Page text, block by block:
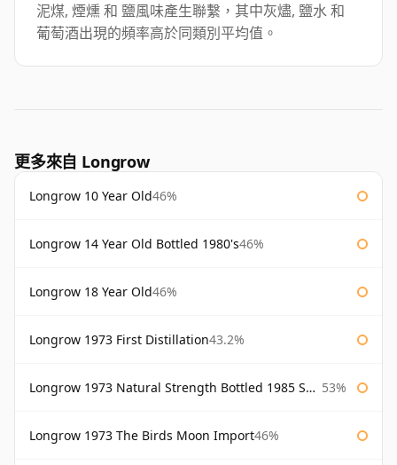
泥煤, 煙燻 和 鹽風味產生聯繫，其中灰燼, 鹽水 和
葡萄酒出現的頻率高於同類別平均值。
更多來自 Longrow
Longrow 10 Year Old46%
Longrow 14 Year Old Bottled 1980's46%
Longrow 18 Year Old46%
Longrow 1973 First Distillation43.2%
Longrow 1973 Natural Strength Bottled 1985 Samaroli 53%
Longrow 1973 The Birds Moon Import46%